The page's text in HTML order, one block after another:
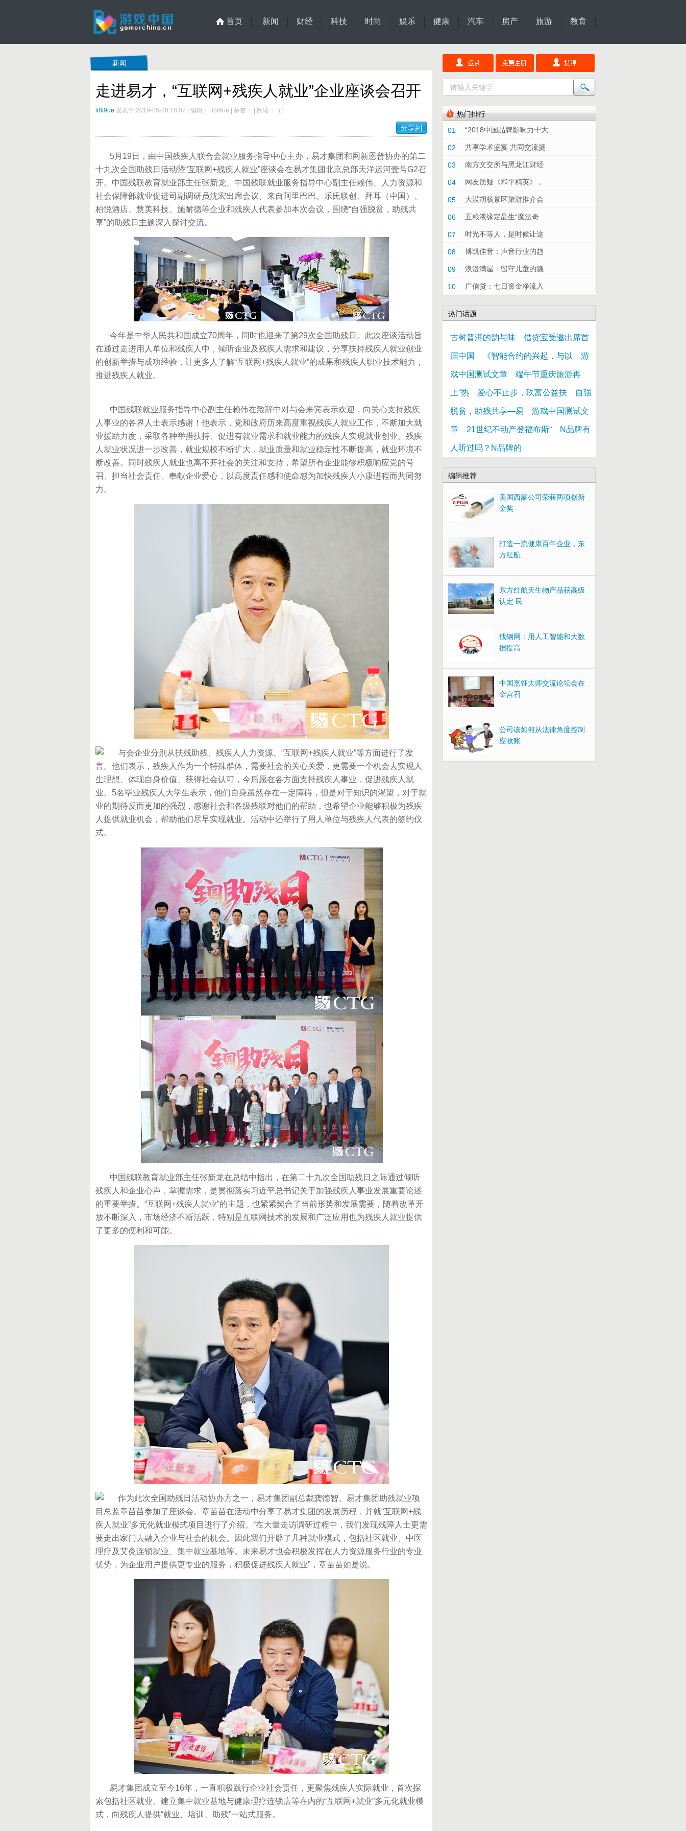
首页 新闻 财经 科技 时尚 娱乐 健康 汽车 房产 旅游 教育
新闻
走进易才，“互联网+残疾人就业”企业座谈会召开
li8i9ue 发表于 2019-05-20 18:07 编辑： li8i9ue 标签： 阅读： （ ）
分享到
5月19日，由中国残疾人联合会就业服务指导中心主办，易才集团和网新恩普协办的第二
十九次全国助残日活动暨“互联网+残疾人就业”座谈会在易才集团北京总部天洋运河壹号G2召
开。中国残联教育就业部主任张新龙、中国残联就业服务指导中心副主任赖伟、人力资源和
社会保障部就业促进司副调研员沈宏出席会议。来自阿里巴巴、乐氏联创、拜耳（中国）、
柏悦酒店、慧美科技、施耐德等企业和残疾人代表参加本次会议，围绕“自强脱贫，助残共
享”的助残日主题深入探讨交流。
今年是中华人民共和国成立70周年，同时也迎来了第29次全国助残日。此次座谈活动旨
在通过走进用人单位和残疾人中，倾听企业及残疾人需求和建议，分享扶持残疾人就业创业
的创新举措与成功经验，让更多人了解“互联网+残疾人就业”的成果和残疾人职业技术能力，
推进残疾人就业。
中国残联就业服务指导中心副主任赖伟在致辞中对与会来宾表示欢迎，向关心支持残疾
人事业的各界人士表示感谢！他表示，党和政府历来高度重视残疾人就业工作，不断加大就
业援助力度，采取各种举措扶持、促进有就业需求和就业能力的残疾人实现就业创业。残疾
人就业状况进一步改善，就业规模不断扩大，就业质量和就业稳定性不断提高，就业环境不
断改善。同时残疾人就业也离不开社会的关注和支持，希望所有企业能够积极响应党的号
召、担当社会责任、奉献企业爱心，以高度责任感和使命感为加快残疾人小康进程而共同努
力。
与会企业分别从扶残助残、残疾人人力资源、“互联网+残疾人就业”等方面进行了发
言。他们表示，残疾人作为一个特殊群体，需要社会的关心关爱，更需要一个机会去实现人
生理想、体现自身价值、获得社会认可，今后愿在各方面支持残疾人事业，促进残疾人就
业。5名毕业残疾人大学生表示，他们自身虽然存在一定障碍，但是对于知识的渴望，对于就
业的期待反而更加的强烈，感谢社会和各级残联对他们的帮助，也希望企业能够积极为残疾
人提供就业机会，帮助他们尽早实现就业。活动中还举行了用人单位与残疾人代表的签约仪
式。
中国残联教育就业部主任张新龙在总结中指出，在第二十九次全国助残日之际通过倾听
残疾人和企业心声，掌握需求，是贯彻落实习近平总书记关于加强残疾人事业发展重要论述
的重要举措。“互联网+残疾人就业”的主题，也紧紧契合了当前形势和发展需要，随着改革开
放不断深入，市场经济不断活跃，特别是互联网技术的发展和广泛应用也为残疾人就业提供
了更多的便利和可能。
作为此次全国助残日活动协办方之一，易才集团副总裁龚德智、易才集团助残就业项
目总监章苗苗参加了座谈会。章苗苗在活动中分享了易才集团的发展历程，并就“互联网+残
疾人就业”多元化就业模式项目进行了介绍。“在大量走访调研过程中，我们发现残障人士更需
要走出家门去融入企业与社会的机会。因此我们开辟了几种就业模式，包括社区就业、中医
理疗及艾灸连锁就业、集中就业基地等。未来易才也会积极发挥在人力资源服务行业的专业
优势，为企业用户提供更专业的服务，积极促进残疾人就业”，章苗苗如是说。
易才集团成立至今16年，一直积极践行企业社会责任，更聚焦残疾人实际就业，首次探
索包括社区就业、建立集中就业基地与健康理疗连锁店等在内的“互联网+就业”多元化就业模
式，向残疾人提供“就业、培训、助残”一站式服务。
热门排行
01
“2018中国品牌影响力十大
02 共享学术盛宴 共同交流提
03 南方文交所与黑龙江财经
04 网友质疑《和平精英》，
05 大漠胡杨景区旅游推介会
06 五粮液缘定晶生“魔法奇
07 时光不等人，是时候让这
08 博凯佳音：声音行业的趋
09 浪漫满屋：留守儿童的隐
10 广信贷：七日资金净流入
热门话题
古树普洱的韵与味 借贷宝受邀出席首
届中国 《智能合约的兴起，与以 游
戏中国测试文章 端午节重庆旅游再
上“热 爱心不止步，玖富公益扶 自强
脱贫，助残共享—易 游戏中国测试文
章 21世纪不动产登福布斯“ N品牌有
人听过吗？N品牌的
编辑推荐
美国西蒙公司荣获两项创新
金奖
打造一流健康百年企业，东
方红航
东方红航天生物产品获高级
认定 民
找钢网：用人工智能和大数
据提高
中国烹饪大师交流论坛会在
金宫召
公司该如何从法律角度控制
应收账